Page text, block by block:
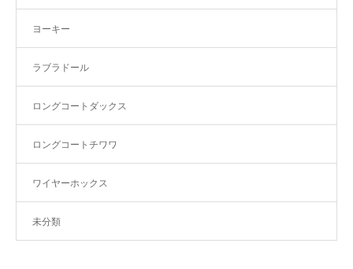
ヨーキー
ラブラドール
ロングコートダックス
ロングコートチワワ
ワイヤーホックス
未分類